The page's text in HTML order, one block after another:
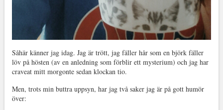
Såhär känner jag idag. Jag är trött, jag fäller hår som en björk fäller
löv på hösten (av en anledning som förblir ett mysterium) och jag har
craveat mitt morgonte sedan klockan tio.
Men, trots min buttra uppsyn, har jag två saker jag är på gott humör
över: